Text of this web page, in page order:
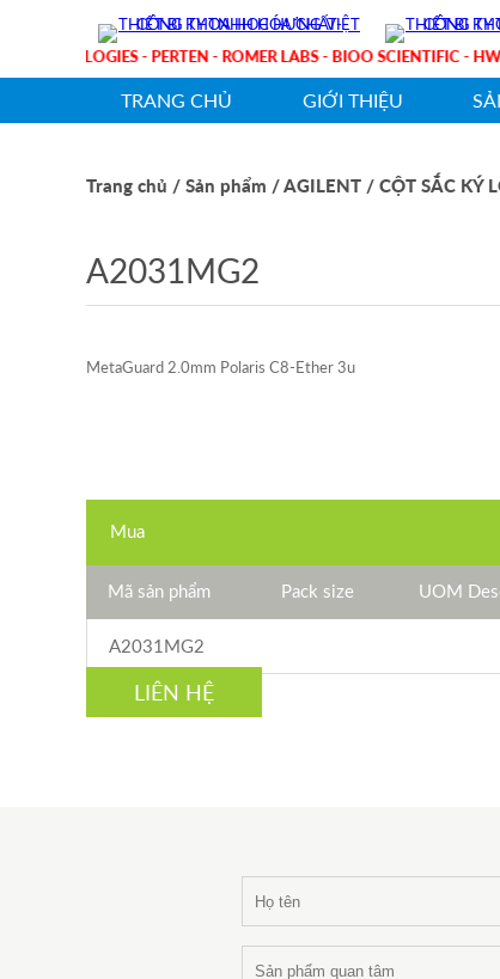
TECHNOLOGIES - PERTEN - ROMER LABS - BIOO SCIENTIFIC -
TRANG CHỦ GIỚI THIỆU
Trang chủ / Sản phẩm / AGILENT / CỘT SẮC KÝ
A2031MG2
MetaGuard 2.0mm Polaris C8-Ether 3u
Mua
Mã sản phẩm Pack size UOM
A2031MG2
LIÊN HỆ